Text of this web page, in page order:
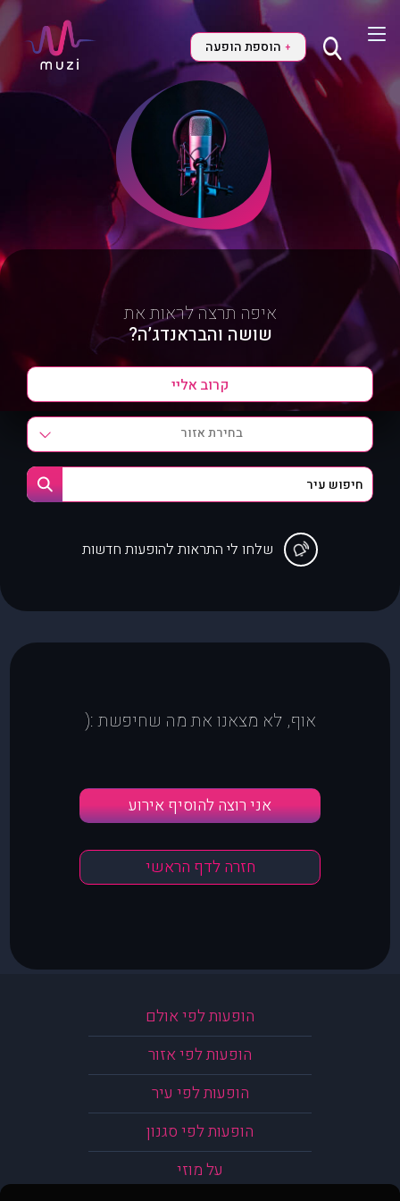
+ הוספת הופעה
איפה תרצה לראות את
שושה והבראנדג’ה?
בחירת אזור
שלחו לי התראות להופעות חדשות
אוף, לא מצאנו את מה שחיפשת :(
אני רוצה להוסיף אירוע
חזרה לדף הראשי
הופעות לפי אולם
הופעות לפי אזור
הופעות לפי עיר
הופעות לפי סגנון
על מוזי